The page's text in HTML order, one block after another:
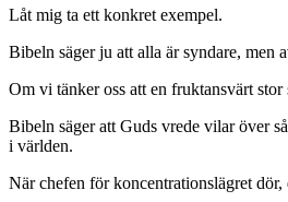
Låt mig ta ett konkret exempel.
Bibeln säger ju att alla är syndare, men
Om vi tänker oss att en fruktansvärt
Bibeln säger att Guds vrede vilar över
i världen.
När chefen för koncentrationslägret